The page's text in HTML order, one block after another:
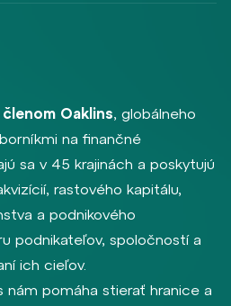
Oaklins, globálneho
na finančné
sa v 45 krajinách a poskytujú
rastového kapitálu,
a podnikového
podnikateľov, spoločností a
ich cieľov.
nám pomáha stierať hranice a